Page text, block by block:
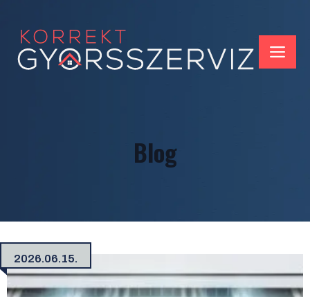
tartalomba
Blog
2026.06.15.